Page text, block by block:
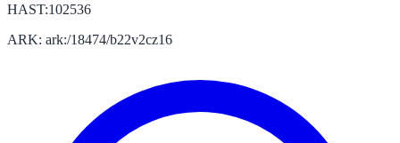
HAST:102536
ARK: ark:/18474/b22v2cz16